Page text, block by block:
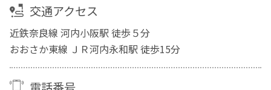
交通アクセス
近鉄奈良線 河内小阪駅 徒歩５分
おおさか東線 ＪＲ河内永和駅 徒歩15分